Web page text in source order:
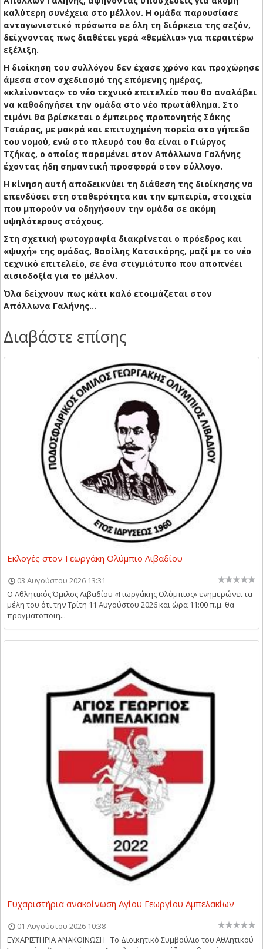
καλύτερη συνέχεια στο μέλλον. Η ομάδα παρουσίασε
ανταγωνιστικό πρόσωπο σε όλη τη διάρκεια της σεζόν,
δείχνοντας πως διαθέτει γερά «θεμέλια» για περαιτέρω
εξέλιξη.
Η διοίκηση του συλλόγου δεν έχασε χρόνο και προχώρησε
άμεσα στον σχεδιασμό της επόμενης ημέρας,
«κλείνοντας» το νέο τεχνικό επιτελείο που θα αναλάβει
να καθοδηγήσει την ομάδα στο νέο πρωτάθλημα. Στο
τιμόνι θα βρίσκεται ο έμπειρος προπονητής Σάκης
Τσιάρας, με μακρά και επιτυχημένη πορεία στα γήπεδα
του νομού, ενώ στο πλευρό του θα είναι ο Γιώργος
Τζήκας, ο οποίος παραμένει στον Απόλλωνα Γαλήνης
έχοντας ήδη σημαντική προσφορά στον σύλλογο.
Η κίνηση αυτή αποδεικνύει τη διάθεση της διοίκησης να
επενδύσει στη σταθερότητα και την εμπειρία, στοιχεία
που μπορούν να οδηγήσουν την ομάδα σε ακόμη
υψηλότερους στόχους.
Στη σχετική φωτογραφία διακρίνεται ο πρόεδρος και
«ψυχή» της ομάδας, Βασίλης Κατσικάρης, μαζί με το νέο
τεχνικό επιτελείο, σε ένα στιγμιότυπο που αποπνέει
αισιοδοξία για το μέλλον.
Όλα δείχνουν πως κάτι καλό ετοιμάζεται στον
Απόλλωνα Γαλήνης…
Διαβάστε επίσης
Εκλογές στον Γεωργάκη Ολύμπιο Λιβαδίου
03 Αυγούστου 2026 13:31
Ο Αθλητικός Όμιλος Λιβαδίου «Γιωργάκης Ολύμπιος» ενημερώνει τα
μέλη του ότι την Τρίτη 11 Αυγούστου 2026 και ώρα 11:00 π.μ. θα
πραγματοποιη...
Ευχαριστήρια ανακοίνωση Αγίου Γεωργίου Αμπελακίων
01 Αυγούστου 2026 10:38
ΕΥΧΑΡΙΣΤΗΡΙΑ ΑΝΑΚΟΙΝΩΣΗ Το Διοικητικό Συμβούλιο του Αθλητικού